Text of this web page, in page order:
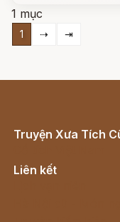
cực khéo.
1 mục
1 ⇢ ⇥
Truyện Xưa Tích
Liên kết